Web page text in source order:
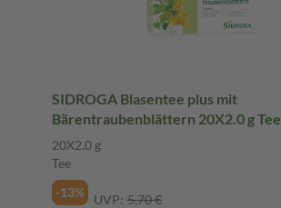
SIDROGA Blasentee plus mit
Bärentraubenblättern 20X2.0 g Tee
20X2.0 g
Tee
-13%
UVP: 5,70 €